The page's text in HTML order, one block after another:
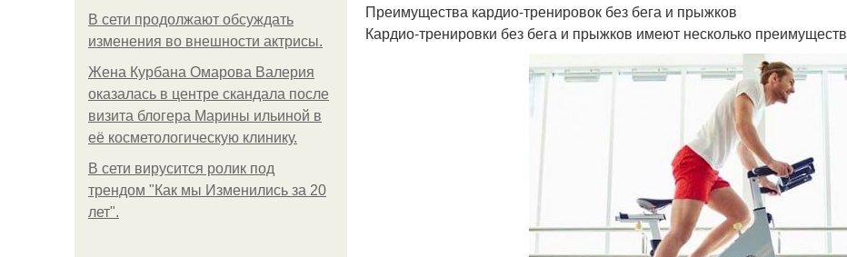
В сети продолжают обсуждать
изменения во внешности актрисы.
Жена Курбана Омарова Валерия
оказалась в центре скандала после
визита блогера Марины ильиной в
её косметологическую клинику.
В сети вирусится ролик под
трендом "Как мы Изменились за 20
лет".
Преимущества кардио-тренировок без бега и прыжков
Кардио-тренировки без бега и прыжков имеют несколько